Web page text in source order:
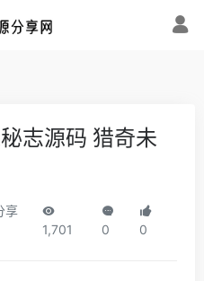
志源码 猎奇未
享
1,701 0 0